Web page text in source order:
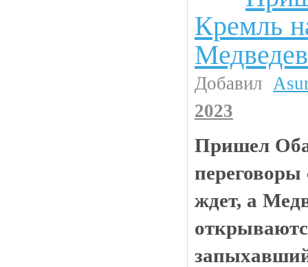
Кремль
Добавил
2023
Пришел
ждет, а